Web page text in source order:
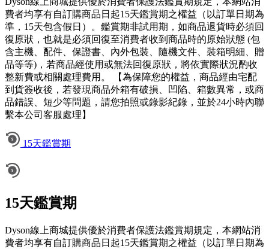
費者均享有自訂購商品日起15天鑑賞期之權益（以訂單日期為
準，15天包含假日）。鑑賞期非試用期，如商品退貨時必須回
復原狀，也就是必須回復至消費者收到商品時的原始狀態 (包
含主機、配件、保證書、內外包裝、隨機文件、裝箱明細、贈
品等等)，若商品經使用或無法回復原狀，將依實際狀況酌收
整新費或相關處理費用。 【為保障您的權益，商品經由宅配
到貨簽收後，若發現商品外箱有破損、凹陷、箱數異常，或商
品錯誤、短少等問題，請您拍照或錄影紀錄，並於24小時內聯
繫本公司客服處理】
15天鑑賞期
15天鑑賞期
Dyson線上商城提供優於消費者保護法鑑賞期規定，本網站消
費者均享有自訂購商品日起15天鑑賞期之權益（以訂單日期為